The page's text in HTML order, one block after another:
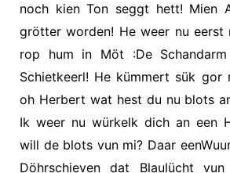
noch kien Ton seggt hett! Mien
grötter worden! He weer nu eerst
rop hum in Möt :De
Schietkeerl! He kümmert sük gor
oh Herbert wat hest du nu blots
Ik weer nu würkelk dich an een
will de blots vun mi? Daar
Döhrschieven dat Blaulücht